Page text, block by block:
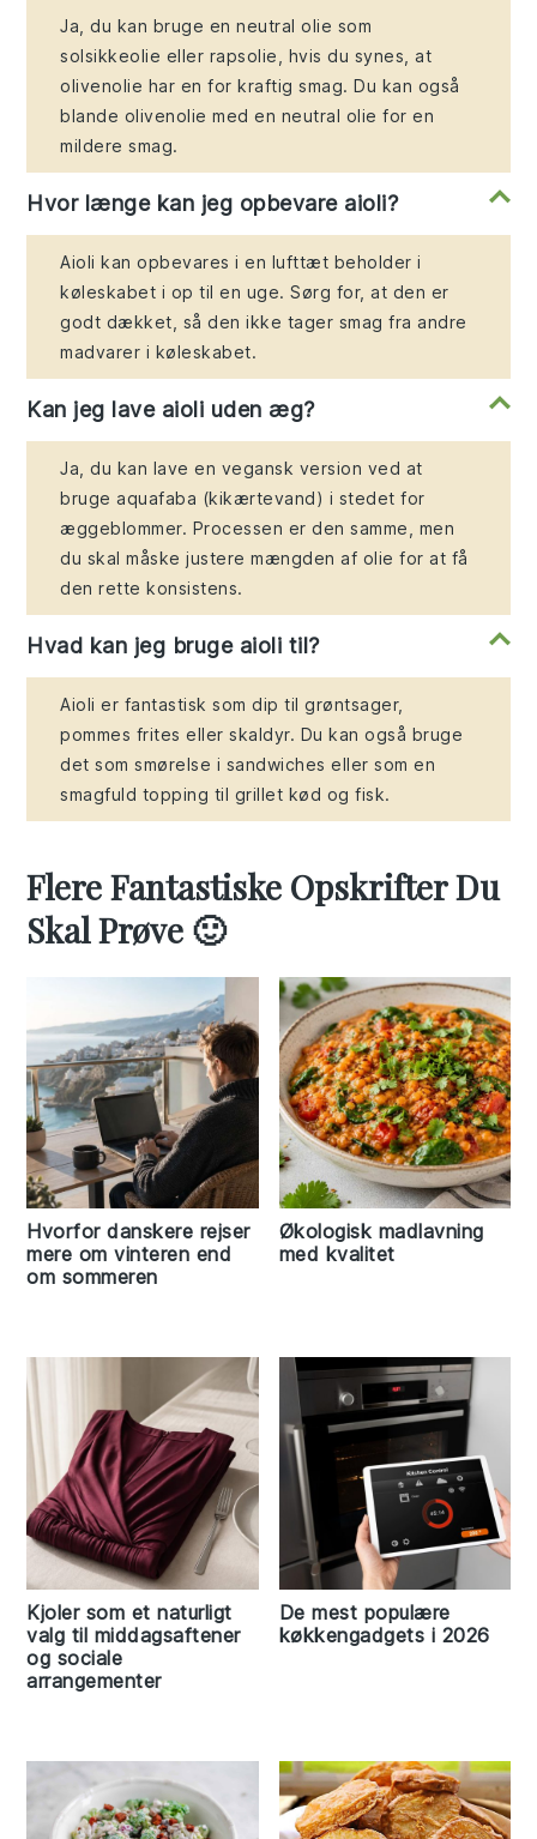
Ja, du kan bruge en neutral olie som
solsikkeolie eller rapsolie, hvis du synes, at
olivenolie har en for kraftig smag. Du kan også
blande olivenolie med en neutral olie for en
mildere smag.
Hvor længe kan jeg opbevare aioli?
Aioli kan opbevares i en lufttæt beholder i
køleskabet i op til en uge. Sørg for, at den er
godt dækket, så den ikke tager smag fra andre
madvarer i køleskabet.
Kan jeg lave aioli uden æg?
Ja, du kan lave en vegansk version ved at
bruge aquafaba (kikærtevand) i stedet for
æggeblommer. Processen er den samme, men
du skal måske justere mængden af olie for at få
den rette konsistens.
Hvad kan jeg bruge aioli til?
Aioli er fantastisk som dip til grøntsager,
pommes frites eller skaldyr. Du kan også bruge
det som smørelse i sandwiches eller som en
smagfuld topping til grillet kød og fisk.
Flere Fantastiske Opskrifter Du
Skal Prøve 🙂
Hvorfor danskere rejser
mere om vinteren end
om sommeren
Økologisk madlavning
med kvalitet
Kjoler som et naturligt
valg til middagsaftener
og sociale
arrangementer
De mest populære
køkkengadgets i 2026